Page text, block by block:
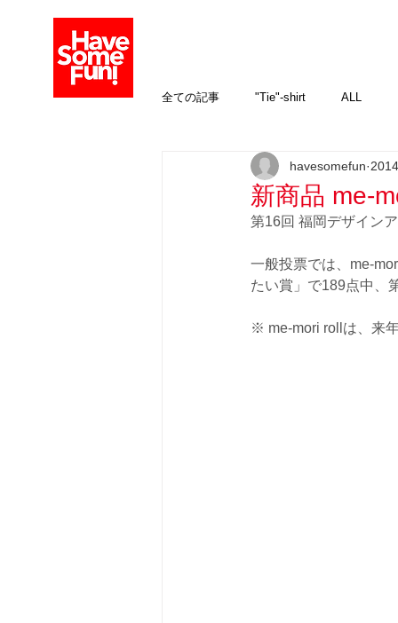
全ての記事 "Tie"-shirt ALL
オプション加工
新商品 me-
havesomefun
第16回 福岡デザイン
一般投票では、me-
たい賞」で189点中、
※ me-mori rollは、来